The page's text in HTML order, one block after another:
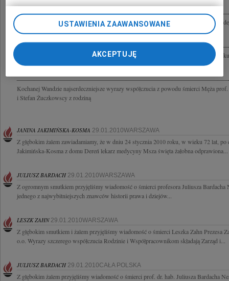
Drogiej, niezawodnej Przyjaciółce Wandzie Sudnik-Bardach w tak trudnej chwili po
Bardacha wybitnego uczonego i wspaniałego Człowieka, naszego Mistrza wyrazy...
Z wielkim smutkiem przyjęliśmy wiadomość, że dnia 26 stycznia 2010 r. zmarł w
Bardach uczony-humanista, historyk prawa i ustroju o międzynarodowej renomie....
Kochanej Wandzie najserdeczniejsze wyrazy współczucia z powodu śmierci Męża
i Stefan Żuczkowscy z rodziną
JANINA JAKIMIŃSKA-KOSMA 29.01.2010WARSZAWA
Z głębokim żalem zawiadamiamy, że w dniu 24 stycznia 2010 roku, w wieku 72 lat, po
Jakimińska-Kosma z domu Dereń lekarz medycyny Msza święta żałobna odprawiona...
JULIUSZ BARDACH 29.01.2010WARSZAWA
Z ogromnym smutkiem przyjęliśmy wiadomość o śmierci profesora Juliusza
jednego z najwybitniejszych znawców historii prawa i dziejów...
LESZK ZAHN 29.01.2010WARSZAWA
Z głębokim smutkiem i żalem przyjęliśmy wiadomość o śmierci Leszka Zahn Prezesa
o.o. Wyrazy szczerego współczucia Rodzinie i Współpracownikom składają Zarząd i...
JULIUSZ BARDACH 29.01.2010CAŁA POLSKA
Z głębokim żalem przyjęliśmy wiadomość o śmierci prof. dr. hab. Juliusza Bardacha
USTAWIENIA ZAAWANSOWANE
AKCEPTUJĘ